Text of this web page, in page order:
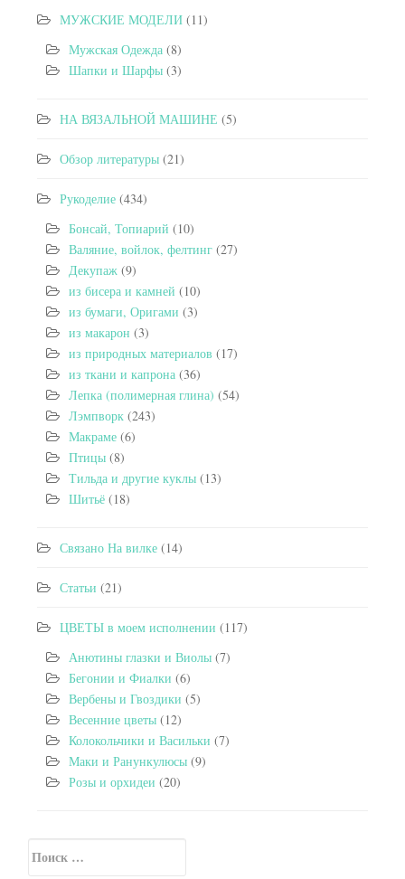
МУЖСКИЕ МОДЕЛИ (11)
Мужская Одежда (8)
Шапки и Шарфы (3)
НА ВЯЗАЛЬНОЙ МАШИНЕ (5)
Обзор литературы (21)
Рукоделие (434)
Бонсай, Топиарий (10)
Валяние, войлок, фелтинг (27)
Декупаж (9)
из бисера и камней (10)
из бумаги, Оригами (3)
из макарон (3)
из природных материалов (17)
из ткани и капрона (36)
Лепка (полимерная глина) (54)
Лэмпворк (243)
Макраме (6)
Птицы (8)
Тильда и другие куклы (13)
Шитьё (18)
Связано На вилке (14)
Статьи (21)
ЦВЕТЫ в моем исполнении (117)
Анютины глазки и Виолы (7)
Бегонии и Фиалки (6)
Вербены и Гвоздики (5)
Весенние цветы (12)
Колокольчики и Васильки (7)
Маки и Ранункулюсы (9)
Розы и орхидеи (20)
Secondary Sidebar
Искать: